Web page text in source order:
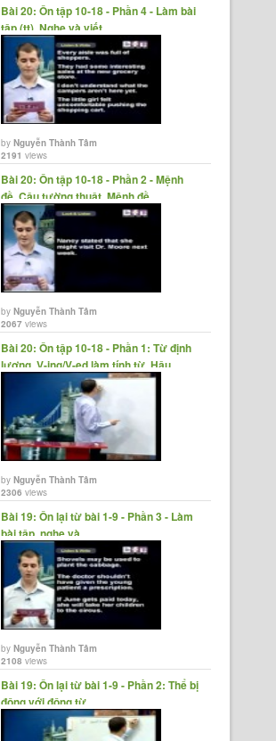
Bài 20: Ôn tập 10-18 - Phần 4 - Làm bài
tập (tt), Nghe và viết,......
byNguyễn Thành Tâm
2191 views
Bài 20: Ôn tập 10-18 - Phần 2 - Mệnh
đề, Câu tường thuật, Mệnh đề......
byNguyễn Thành Tâm
2067 views
Bài 20: Ôn tập 10-18 - Phần 1: Từ định
lượng, V-ing/V-ed làm tính từ, Hậu......
byNguyễn Thành Tâm
2306 views
Bài 19: Ôn lại từ bài 1-9 - Phần 3 - Làm
bài tập, nghe và......
byNguyễn Thành Tâm
2108 views
Bài 19: Ôn lại từ bài 1-9 - Phần 2: Thể bị
động với động từ......